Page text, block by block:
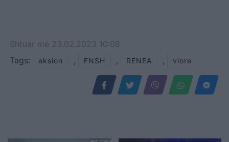
Shtuar më 23.02.2023 10:08
Tags:
aksion , FNSH , RENEA , vlore